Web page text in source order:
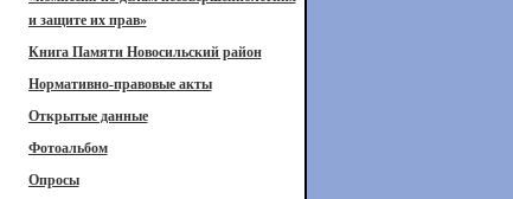
и защите их прав»
Книга Памяти Новосильский район
Нормативно-правовые акты
Открытые данные
Фотоальбом
Опросы